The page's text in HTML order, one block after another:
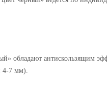
обладают антискользящим
4-7 мм).